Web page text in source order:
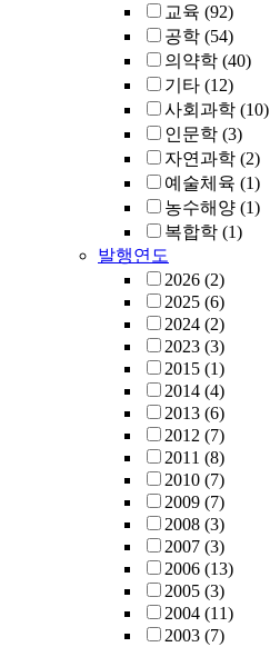
교육 (92)
공학 (54)
의약학 (40)
기타 (12)
사회과학 (10)
인문학 (3)
자연과학 (2)
예술체육 (1)
농수해양 (1)
복합학 (1)
발행연도
2026 (2)
2025 (6)
2024 (2)
2023 (3)
2015 (1)
2014 (4)
2013 (6)
2012 (7)
2011 (8)
2010 (7)
2009 (7)
2008 (3)
2007 (3)
2006 (13)
2005 (3)
2004 (11)
2003 (7)